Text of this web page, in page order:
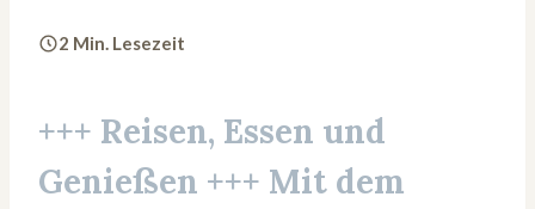
2 Min. Lesezeit
+++ Reisen, Essen und
Genießen +++ Mit dem